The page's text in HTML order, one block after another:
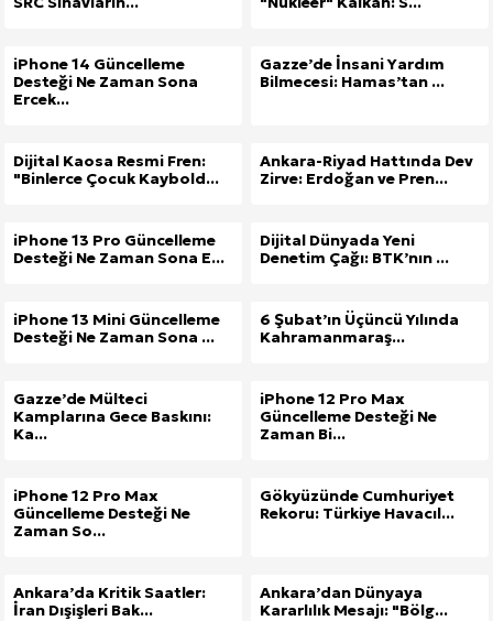
iPhone 14 Güncelleme
Desteği Ne Zaman Sona
Ercek...
Gazze’de İnsani Yardım
Bilmecesi: Hamas’tan ...
Dijital Kaosa Resmi Fren:
"Binlerce Çocuk Kaybold...
Ankara-Riyad Hattında Dev
Zirve: Erdoğan ve Pren...
iPhone 13 Pro Güncelleme
Desteği Ne Zaman Sona E...
Dijital Dünyada Yeni
Denetim Çağı: BTK’nın ...
iPhone 13 Mini Güncelleme
Desteği Ne Zaman Sona ...
6 Şubat’ın Üçüncü Yılında
Kahramanmaraş...
Gazze’de Mülteci
Kamplarına Gece Baskını:
Ka...
iPhone 12 Pro Max
Güncelleme Desteği Ne
Zaman Bi...
iPhone 12 Pro Max
Güncelleme Desteği Ne
Zaman So...
Gökyüzünde Cumhuriyet
Rekoru: Türkiye Havacıl...
Ankara’da Kritik Saatler:
İran Dışişleri Bak...
Ankara’dan Dünyaya
Kararlılık Mesajı: "Bölg...
Dar Tavanlı Alanlar İçin Oval Hava Kanalı Avantajları